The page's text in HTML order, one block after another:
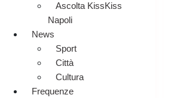
Ascolta KissKiss
Napoli
News
Sport
Città
Cultura
Frequenze